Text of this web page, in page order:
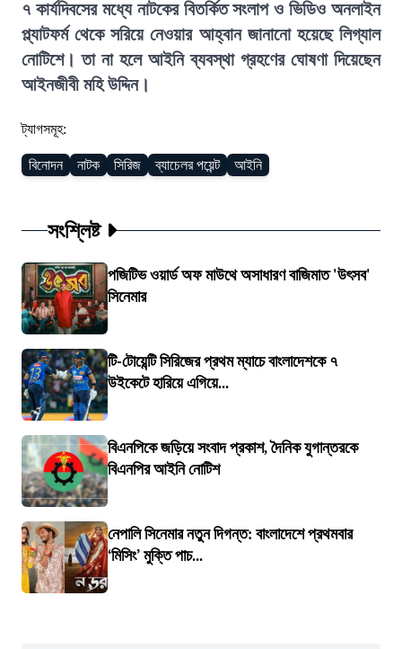
৭ কার্যদিবসের মধ্যে নাটকের বিতর্কিত সংলাপ ও ভিডিও অনলাইন
প্ল্যাটফর্ম থেকে সরিয়ে নেওয়ার আহ্বান জানানো হয়েছে লিগ্যাল
নোটিশে। তা না হলে আইনি ব্যবস্থা গ্রহণের ঘোষণা দিয়েছেন
আইনজীবী মহি উদ্দিন।
ট্যাগসমূহ:
বিনোদন নাটক সিরিজ ব্যাচেলর পয়েন্ট আইনি
সংশ্লিষ্ট
পজিটিভ ওয়ার্ড অফ মাউথে অসাধারণ বাজিমাত 'উৎসব'
সিনেমার
টি-টোয়েন্টি সিরিজের প্রথম ম্যাচে বাংলাদেশকে ৭
উইকেটে হারিয়ে এগিয়ে...
বিএনপিকে জড়িয়ে সংবাদ প্রকাশ, দৈনিক যুগান্তরকে
বিএনপির আইনি নোটিশ
নেপালি সিনেমার নতুন দিগন্ত: বাংলাদেশে প্রথমবার
‘মিসিং’ মুক্তি পাচ...